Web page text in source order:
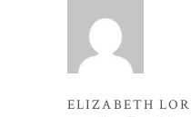
ELIZABETH